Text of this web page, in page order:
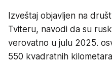
Izveštaj objavljen na
Tviteru, navodi da su
verovatno u julu 2025.
550 kvadratnih